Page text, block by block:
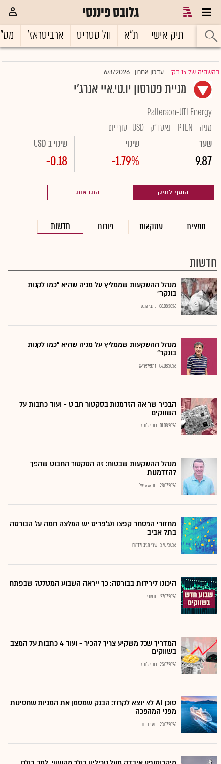
גלובס פיננסי
ראשי תיק אישי ת"א וול סטריט ארביטראז'
בהשהיה של 15 דק' |עדכון אחרון 6/8/2026
מניית פטרסון יו.טי.איי אנרג'י
Patterson-UTI Energy
מניה
PTEN נאסד"ק USD סוף יום
שער
9.87
שינוי
-1.79%
שינוי ב USD
-0.18
הוסף לתיק התראות
תמצית עסקאות פורום חדשות
חדשות
מנהל ההשקעות שממליץ על מניה שהיא "כמו לקנות
בונקר"
08.08.2026 כתבי גלובס
מנהל ההשקעות שממליץ על מניה שהיא "כמו לקנות
בונקר"
04.08.2026 נתנאל אריאל
הבכיר שרואה הזדמנות בסקטור חבוט - ועוד כתבות על
השווקים
01.08.2026 כתבי גלובס
מנהל ההשקעות שבטוח: זה הסקטור החבוט שהפך
להזדמנות
28.07.2026 נתנאל אריאל
מחזורי המסחר קפצו ולג'פריס יש המלצה חמה על הבורסה
בתל אביב
27.07.2026 שירי חביב-ולדהורן
היכונו לירידות בבורסה: כך ייראה השבוע המטלטל שבפתח
27.07.2026 רם מורי
המדריך שכל משקיע צריך להכיר - ועוד 4 כתבות על המצב
בשווקים
25.07.2026 כתבי גלובס
סוכן AI לא יוצא לקרוז: הבנק שמסמן את המניות שחסינות
מפני המהפכה
23.07.2026 בועז בן נון